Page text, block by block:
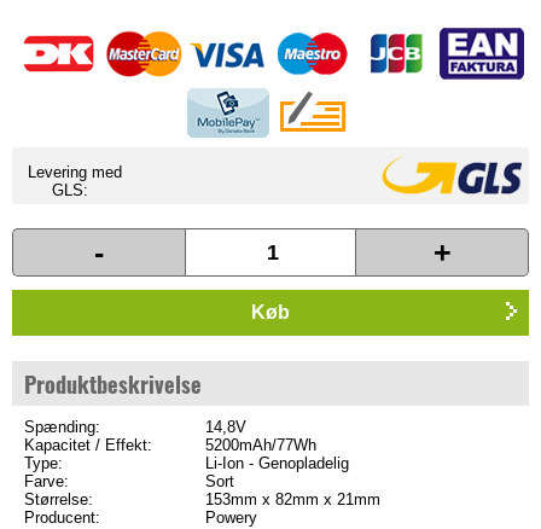
Levering med
GLS:
- +
Køb
Produktbeskrivelse
Spænding:
14,8V
Kapacitet / Effekt:
5200mAh/77Wh
Type:
Li-Ion - Genopladelig
Farve:
Sort
Størrelse:
153mm x 82mm x 21mm
Producent:
Powery